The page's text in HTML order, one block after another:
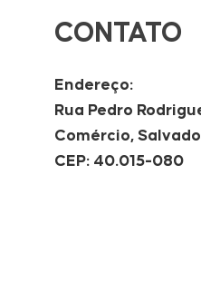
CONTATO
Endereço:
Rua Pedro
Comércio,
CEP: 40.015-080